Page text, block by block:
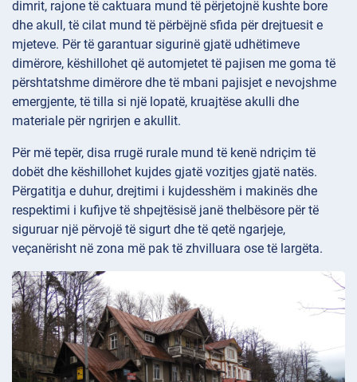
dimrit, rajone të caktuara mund të përjetojnë kushte bore
dhe akull, të cilat mund të përbëjnë sfida për drejtuesit e
mjeteve. Për të garantuar sigurinë gjatë udhëtimeve
dimërore, këshillohet që automjetet të pajisen me goma të
përshtatshme dimërore dhe të mbani pajisjet e nevojshme
emergjente, të tilla si një lopatë, kruajtëse akulli dhe
materiale për ngrirjen e akullit.
Për më tepër, disa rrugë rurale mund të kenë ndriçim të
dobët dhe këshillohet kujdes gjatë vozitjes gjatë natës.
Përgatitja e duhur, drejtimi i kujdesshëm i makinës dhe
respektimi i kufijve të shpejtësisë janë thelbësore për të
siguruar një përvojë të sigurt dhe të qetë ngarjeje,
veçanërisht në zona më pak të zhvilluara ose të largëta.